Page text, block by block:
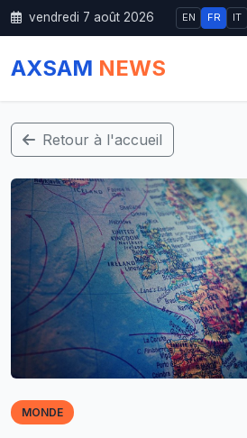
vendredi 7 août 2026 EN FR IT
AXSAM NEWS
Retour à l'accueil
MONDE